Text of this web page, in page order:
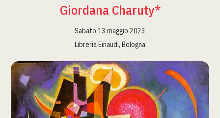
Giordana Charuty*
Sabato 13 maggio 2023
Libreria Einaudi, Bologna